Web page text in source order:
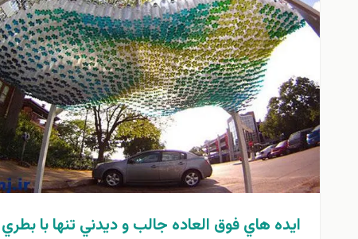
ايده هاي فوق العاده جالب و ديدني تنها با بطري